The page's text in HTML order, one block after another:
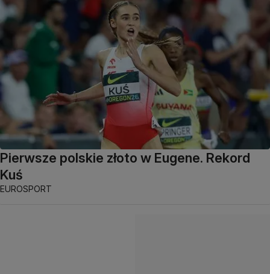
Pierwsze polskie złoto w Eugene. Rekord
Kuś
EUROSPORT